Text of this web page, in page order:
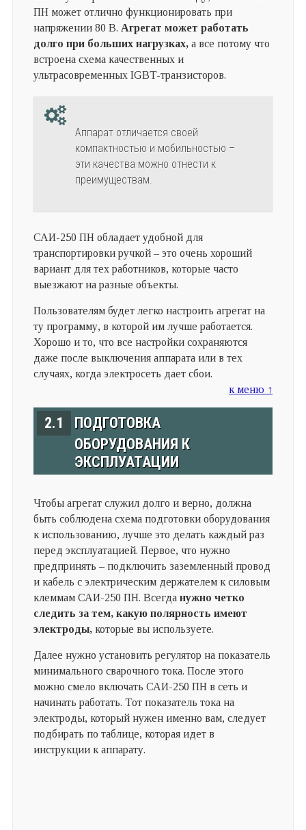
ПН может отлично функционировать при
напряжении 80 В. Агрегат может работать
долго при больших нагрузках,а все потому что
встроена схема качественных и
ультрасовременных IGBT-транзисторов.
Аппарат отличается своей
компактностью и мобильностью –
эти качества можно отнести к
преимуществам.
САИ-250 ПН обладает удобной для
транспортировки ручкой – это очень хороший
вариант для тех работников, которые часто
выезжают на разные объекты.
Пользователям будет легко настроить агрегат на
ту программу, в которой им лучше работается.
Хорошо и то, что все настройки сохраняются
даже после выключения аппарата или в тех
случаях, когда электросеть дает сбои.
к меню ↑
2.1
ПОДГОТОВКА
ОБОРУДОВАНИЯ К
ЭКСПЛУАТАЦИИ
Чтобы агрегат служил долго и верно, должна
быть соблюдена схема подготовки оборудования
к использованию, лучше это делать каждый раз
перед эксплуатацией. Первое, что нужно
предпринять – подключить заземленный провод
и кабель с электрическим держателем к силовым
клеммам САИ-250 ПН. Всегда нужно четко
следить за тем, какую полярность имеют
электроды,которые вы используете.
Далее нужно установить регулятор на показатель
минимального сварочного тока. После этого
можно смело включать САИ-250 ПН в сеть и
начинать работать. Тот показатель тока на
электроды, который нужен именно вам, следует
подбирать по таблице, которая идет в
инструкции к аппарату.